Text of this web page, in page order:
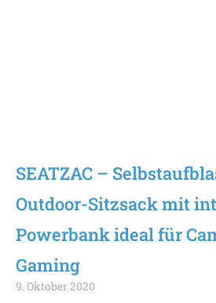
SEATZAC –
Outdoor-Sitzsack mit
Powerbank ideal für
Gaming
9. Oktober 2020